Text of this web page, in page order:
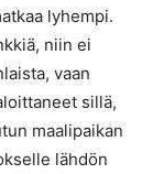
lyhempi.
niin ei
vaan
sillä,
maalipaikan
lähdön